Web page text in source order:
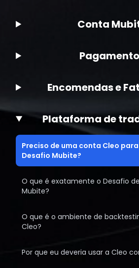
Conta
Encomendas e
Plataforma de
Preciso de uma conta Cleo
Desafio Mubite?
O que é exatamente o Desafio
Mubite?
O que é o ambiente de
Cleo?
Por que eu deveria usar a Cleo